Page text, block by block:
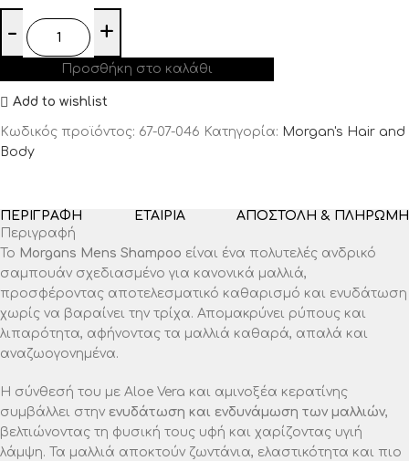
Προσθήκη στο καλάθι
Add to wishlist
Κωδικός προϊόντος: 67-07-046 Κατηγορία: Morgan's Hair and
Body
ΠΕΡΙΓΡΑΦΉ ΕΤΑΙΡΊΑ
ΑΠΟΣΤΟΛΉ & ΠΛΗΡΩΜΉ
Περιγραφή
Το Morgans Mens Shampoo είναι ένα πολυτελές ανδρικό
σαμπουάν σχεδιασμένο για κανονικά μαλλιά,
προσφέροντας αποτελεσματικό καθαρισμό και ενυδάτωση
χωρίς να βαραίνει την τρίχα. Απομακρύνει ρύπους και
λιπαρότητα, αφήνοντας τα μαλλιά καθαρά, απαλά και
αναζωογονημένα.
Η σύνθεσή του με Aloe Vera και αμινοξέα κερατίνης
συμβάλλει στην ενυδάτωση και ενδυνάμωση των μαλλιών,
βελτιώνοντας τη φυσική τους υφή και χαρίζοντας υγιή
λάμψη. Τα μαλλιά αποκτούν ζωντάνια, ελαστικότητα και πιο